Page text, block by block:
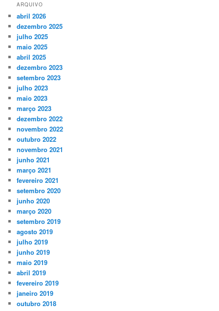
ARQUIVO
abril 2026
dezembro 2025
julho 2025
maio 2025
abril 2025
dezembro 2023
setembro 2023
julho 2023
maio 2023
março 2023
dezembro 2022
novembro 2022
outubro 2022
novembro 2021
junho 2021
março 2021
fevereiro 2021
setembro 2020
junho 2020
março 2020
setembro 2019
agosto 2019
julho 2019
junho 2019
maio 2019
abril 2019
fevereiro 2019
janeiro 2019
outubro 2018